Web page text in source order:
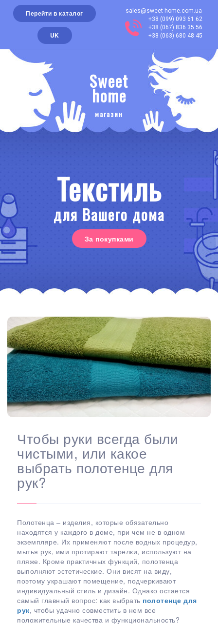
Перейти в каталог
UK
sales@sweet-home.com.ua
+38 (099) 093 61 62
+38 (067) 836 35 56
+38 (063) 680 48 45
Sweet
home
магазин
Текстиль
для Вашего дома
За покупками
Чтобы руки всегда были
чистыми, или какое
выбрать полотенце для
рук?
Полотенца – изделия, которые обязательно
находятся у каждого в доме, при чем не в одном
экземпляре. Их применяют после водных процедур,
мытья рук, ими протирают тарелки, используют на
пляже. Кроме практичных функций, полотенца
выполняют эстетические. Они висят на виду,
поэтому украшают помещение, подчеркивают
индивидуальный стиль и дизайн. Однако остается
самый главный вопрос: как выбрать полотенце для
рук, чтобы удачно совместить в нем все
положительные качества и функциональность?